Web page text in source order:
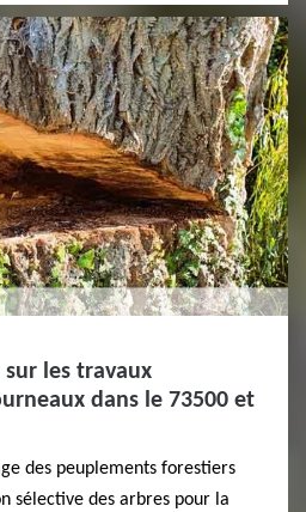
les travaux
dans le 73500 et
des peuplements forestiers
sélective des arbres pour la